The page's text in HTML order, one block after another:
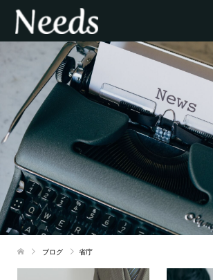
ブログ 省庁